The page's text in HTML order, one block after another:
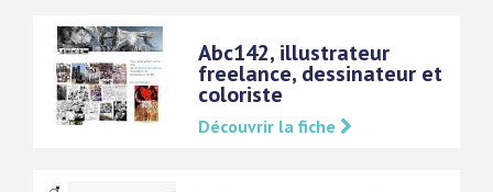
Abc142, illustrateur
freelance, dessinateur et
coloriste
Découvrir la fiche